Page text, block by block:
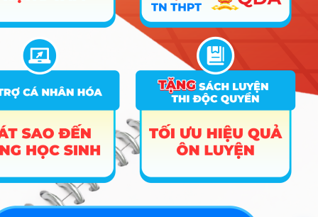
Trắc nghiệm MBTI
➜Tra cứu tổ hợp môn
➜Quy đổi điểm thi